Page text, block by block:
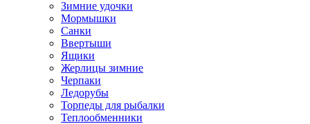
Зимние удочки
Мормышки
Санки
Ввертыши
Ящики
Жерлицы зимние
Черпаки
Ледорубы
Торпеды для рыбалки
Теплообменники